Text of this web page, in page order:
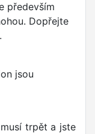
především
Dopřejte
jsou
trpět a jste